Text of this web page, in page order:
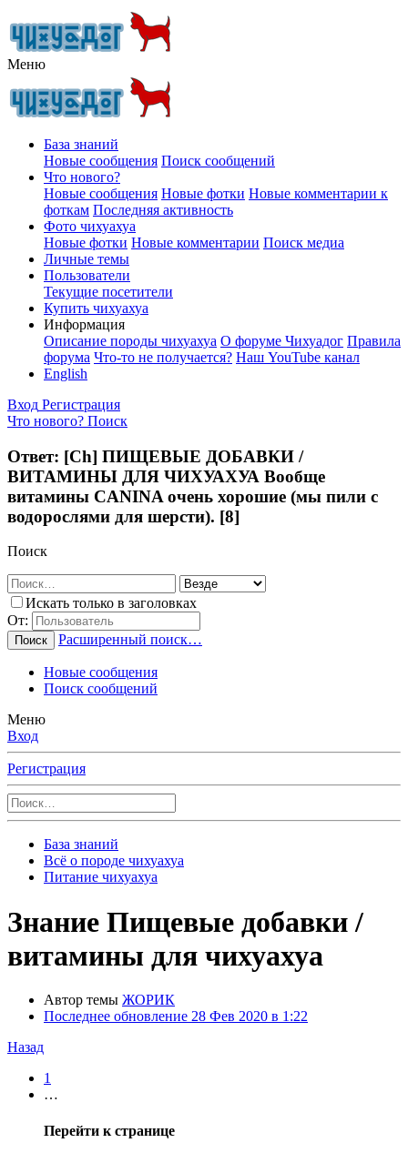
Меню
База знаний
Новые сообщения Поиск сообщений
Что нового?
Новые сообщения Новые фотки Новые комментарии к
фоткам Последняя активность
Фото чихуахуа
Новые фотки Новые комментарии Поиск медиа
Личные темы
Пользователи
Текущие посетители
Купить чихуахуа
Информация
Описание породы чихуахуа О форуме Чихуадог Правила
форума Что-то не получается? Наш YouTube канал
English
Вход Регистрация
Что нового? Поиск
Ответ: [Ch] ПИЩЕВЫЕ ДОБАВКИ /
ВИТАМИНЫ ДЛЯ ЧИХУАХУА Вообще
витамины CANINA очень хорошие (мы пили с
водорослями для шерсти). [8]
Поиск
Искать только в заголовках
От:
Поиск Расширенный поиск…
Новые сообщения
Поиск сообщений
Меню
Вход
Регистрация
База знаний
Всё о породе чихуахуа
Питание чихуахуа
Знание Пищевые добавки /
витамины для чихуахуа
Автор темы ЖОРИК
Последнее обновление 28 Фев 2020 в 1:22
Назад
1
…
Перейти к странице